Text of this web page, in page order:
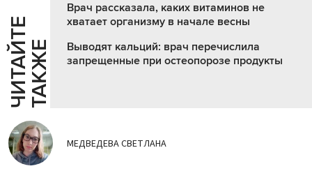
Ч
И
Т
АЙ
Т
Е
Т
А
К
ЖЕ
Врач рассказала, каких витаминов не
хватает организму в начале весны
Выводят кальций: врач перечислила
запрещенные при остеопорозе продукты
МЕДВЕДЕВА СВЕТЛАНА